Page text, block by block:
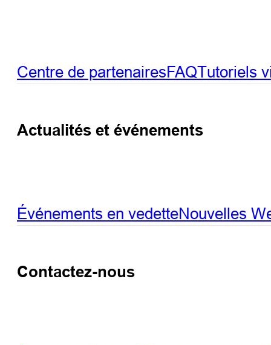
Centre de partenairesFAQTutoriels
Actualités et événements
Événements en vedetteNouvelles
Contactez-nous